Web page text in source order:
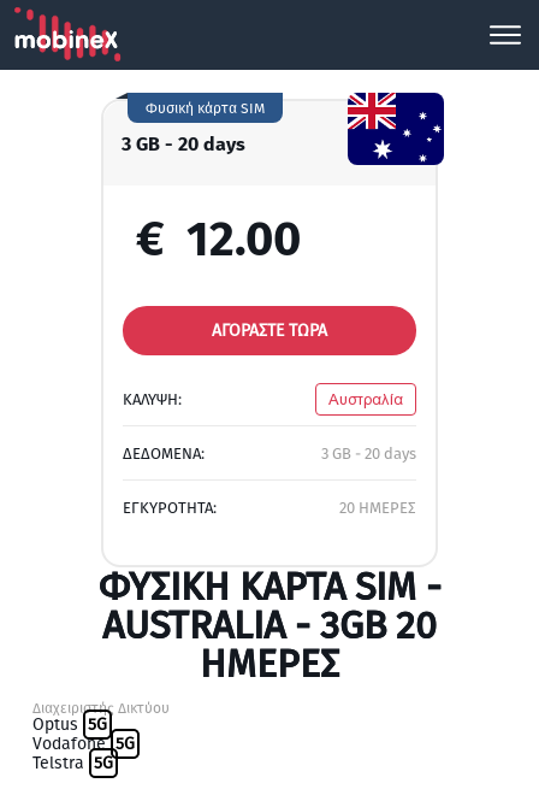
3 GB - 20 days
Φυσική κάρτα SIM
€ 12.00
ΑΓΟΡΑΣΤΕ ΤΩΡΑ
ΚΑΛΥΨΗ: Αυστραλία
ΔΕΔΟΜΕΝΑ: 3 GB - 20 days
ΕΓΚΥΡΟΤΗΤΑ: 20 ΗΜΕΡΕΣ
ΦΥΣΙΚΉ ΚΆΡΤΑ SIM -
AUSTRALIA - 3GB 20
ΗΜΕΡΕΣ
Διαχειριστής Δικτύου
Optus 5G
Vodafone 5G
Telstra 5G